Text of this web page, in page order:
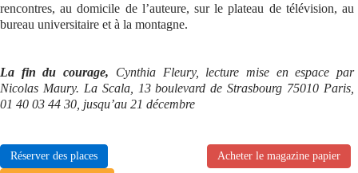
rencontres, au domicile de l’auteure, sur le plateau de télévision, au
bureau universitaire et à la montagne.
La fin du courage, Cynthia Fleury, lecture mise en espace par
Nicolas Maury. La Scala, 13 boulevard de Strasbourg 75010 Paris,
01 40 03 44 30, jusqu’au 21 décembre
Réserver des places
Acheter le magazine papier